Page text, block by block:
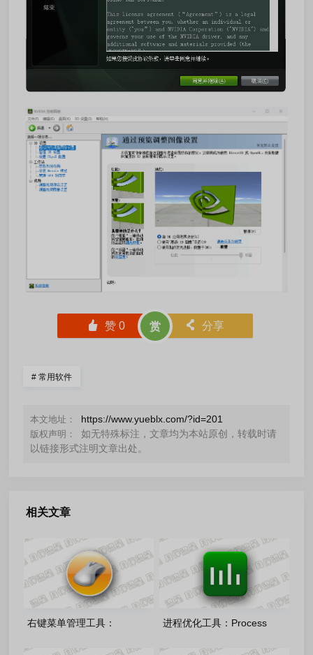
󰄼 赞0 赏 󰄯 分享
# 常用软件
本文地址： https://www.yueblx.com/?id=201
版权声明：
如无特殊标注，文章均为本站原创，转载时请
以链接形式注明文章出处。
相关文章
右键菜单管理工具：
ContextMenuManager-
进程优化工具：Process
Lasso 18.2.3.42 绿色版